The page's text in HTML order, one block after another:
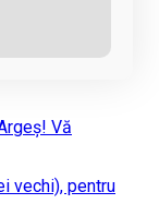
Vă
vechi), pentru